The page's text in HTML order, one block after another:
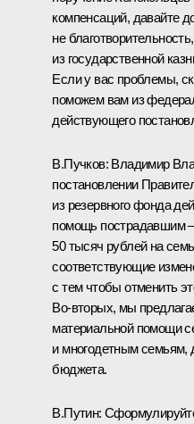
компенсаций, давайте
не
из государственной
Если у вас проблемы,
поможем вам из
действующего
В.Пучков: Владимир
постановлении
из резервного фонда
помощь пострадавшим
50 тысяч рублей на
соответствующие
с тем чтобы отменить
Во‑вторых, мы
материальной помощи
и многодетным семьям,
бюджета.
В.Путин: